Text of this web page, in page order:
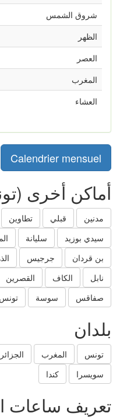
شروق الشمس
الظهر
العصر
المغرب
العشاء
Calendrier mensuel
أماكن أخرى
مدنين قبلي تطاوين
سيدي بوزيد
سليانة
بن قردان
جرجيس
نابل
الكاف القصرين
صفاقس
سوسة تونس
بلدان
تونس المغرب الجزائر
سويسرا
كندا
تعريف ساعات